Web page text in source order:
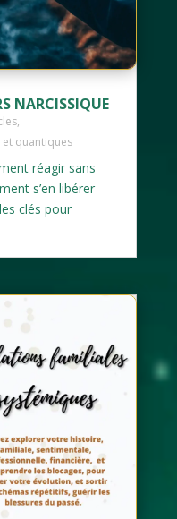
NARCISSIQUE
,
quantiques
réagir sans
s’en libérer
clés pour